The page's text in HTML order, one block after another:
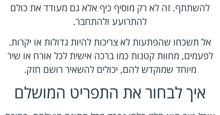
להשתתף. זה לא רק מוסיף כיף אלא גם מעודד את כולם
להתרועע ולהתחבר.
אל תשכחו שהפתעות לא צריכות להיות גדולות או יקרות.
לפעמים, מחוות קטנות כמו ברכה אישית לכל אורח או שיר
מיוחד שמוקדש להם, יכולים להשאיר רושם חזק.
איך לבחור את התפריט המושלם